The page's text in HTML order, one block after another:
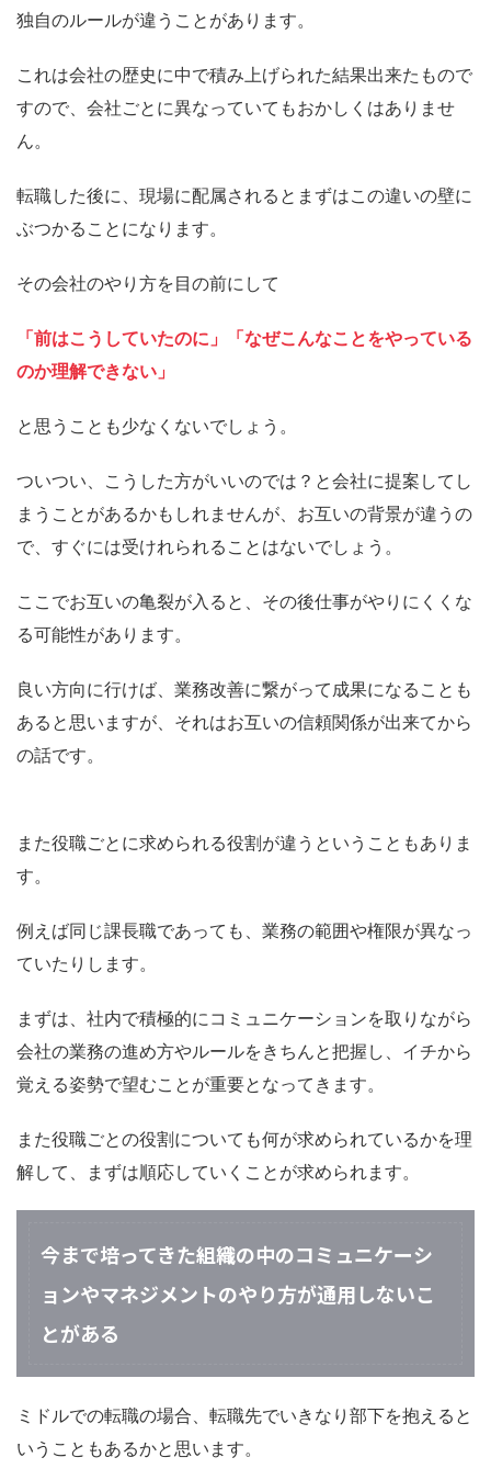
独自のルールが違うことがあります。
これは会社の歴史に中で積み上げられた結果出来たもので
すので、会社ごとに異なっていてもおかしくはありませ
ん。
転職した後に、現場に配属されるとまずはこの違いの壁に
ぶつかることになります。
その会社のやり方を目の前にして
「前はこうしていたのに」「なぜこんなことをやっている
のか理解できない」
と思うことも少なくないでしょう。
ついつい、こうした方がいいのでは？と会社に提案してし
まうことがあるかもしれませんが、お互いの背景が違うの
で、すぐには受けれられることはないでしょう。
ここでお互いの亀裂が入ると、その後仕事がやりにくくな
る可能性があります。
良い方向に行けば、業務改善に繋がって成果になることも
あると思いますが、それはお互いの信頼関係が出来てから
の話です。
また役職ごとに求められる役割が違うということもありま
す。
例えば同じ課長職であっても、業務の範囲や権限が異なっ
ていたりします。
まずは、社内で積極的にコミュニケーションを取りながら
会社の業務の進め方やルールをきちんと把握し、イチから
覚える姿勢で望むことが重要となってきます。
また役職ごとの役割についても何が求められているかを理
解して、まずは順応していくことが求められます。
今まで培ってきた組織の中のコミュニケーシ
ョンやマネジメントのやり方が通用しないこ
とがある
ミドルでの転職の場合、転職先でいきなり部下を抱えると
いうこともあるかと思います。